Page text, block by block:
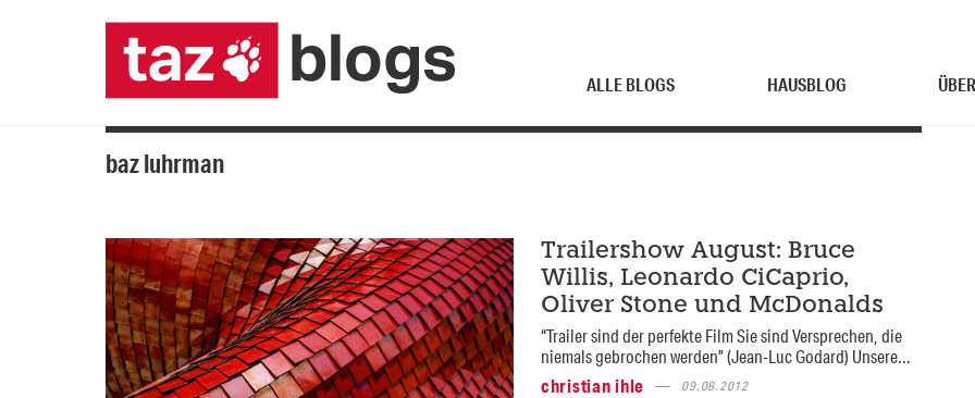
ALLE BLOGS HAUSBLOG
baz luhrman
Trailershow August: Bruce
Willis, Leonardo CiCaprio,
Oliver Stone und McDonalds
“Trailer sind der perfekte Film Sie sind Versprechen, die
niemals gebrochen werden” (Jean-Luc Godard) Unsere...
christian ihle
09.08.2012